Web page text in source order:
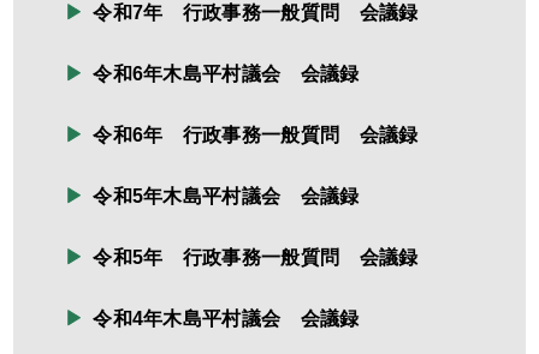
令和7年 行政事務一般質問 会議録
令和6年木島平村議会 会議録
令和6年 行政事務一般質問 会議録
令和5年木島平村議会 会議録
令和5年 行政事務一般質問 会議録
令和4年木島平村議会 会議録